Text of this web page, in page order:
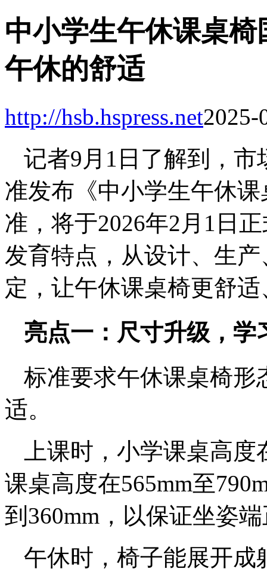
中小学生午休课桌
午休的舒适
http://hsb.hspress.net2025-
记者9月1日了解到，
准发布《中小学生午休
准，将于2026年2月1日
发育特点，从设计、生
定，让午休课桌椅更舒
亮点一：尺寸升级，学
标准要求午休课桌椅形
适。
上课时，小学课桌高
课桌高度在565mm至
到360mm，以保证坐姿
午休时，椅子能展开成